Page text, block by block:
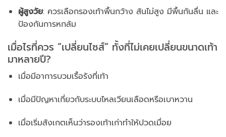
ผู้สูงวัย: ควรเลือกรองเท้าพื้นกว้าง ส้นไม่สูง มีพื้นกันลื่น และ
ป้องกันการหกล้ม
เมื่อไรที่ควร “เปลี่ยนไซส์” ทั้งที่ไม่เคยเปลี่ยนขนาดเท้า
มาหลายปี?
เมื่อมีอาการบวมเรื้อรังที่เท้า
เมื่อมีปัญหาเกี่ยวกับระบบไหลเวียนเลือดหรือเบาหวาน
เมื่อเริ่มสังเกตเห็นว่ารองเท้าเก่าทำให้ปวดเมื่อย